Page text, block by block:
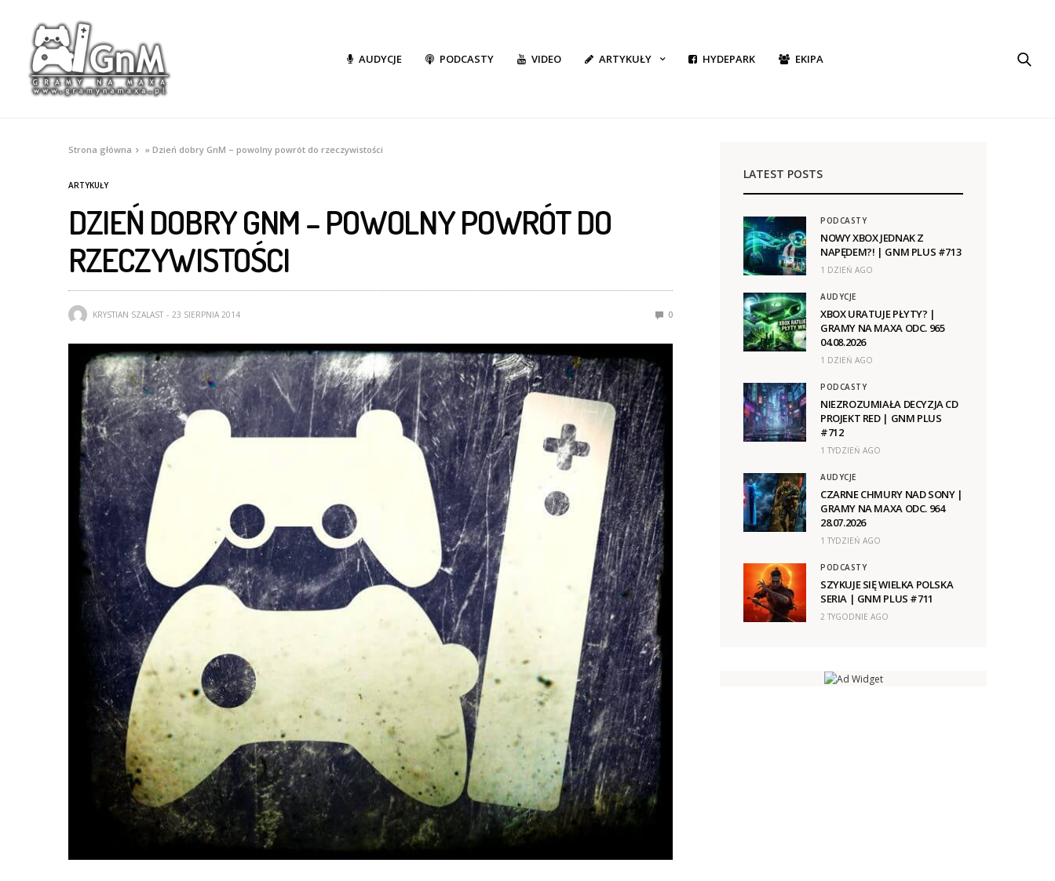
AUDYCJE PODCASTY VIDEO ARTYKUŁY HYDEPARK EKIPA
Strona główna »Dzień dobry GnM – powolny powrót do rzeczywistości
ARTYKUŁY
DZIEŃ DOBRY GNM – POWOLNY POWRÓT DO
RZECZYWISTOŚCI
KRYSTIAN SZALAST 23 SIERPNIA 2014 0
LATEST POSTS
PODCASTY
NOWY XBOX JEDNAK Z
NAPĘDEM?! | GNM PLUS #713
1 DZIEŃ AGO
AUDYCJE
XBOX URATUJE PŁYTY? |
GRAMY NA MAXA ODC. 965
04.08.2026
1 DZIEŃ AGO
PODCASTY
NIEZROZUMIAŁA DECYZJA CD
PROJEKT RED | GNM PLUS
#712
1 TYDZIEŃ AGO
AUDYCJE
CZARNE CHMURY NAD SONY |
GRAMY NA MAXA ODC. 964
28.07.2026
1 TYDZIEŃ AGO
PODCASTY
SZYKUJE SIĘ WIELKA POLSKA
SERIA | GNM PLUS #711
2 TYGODNIE AGO